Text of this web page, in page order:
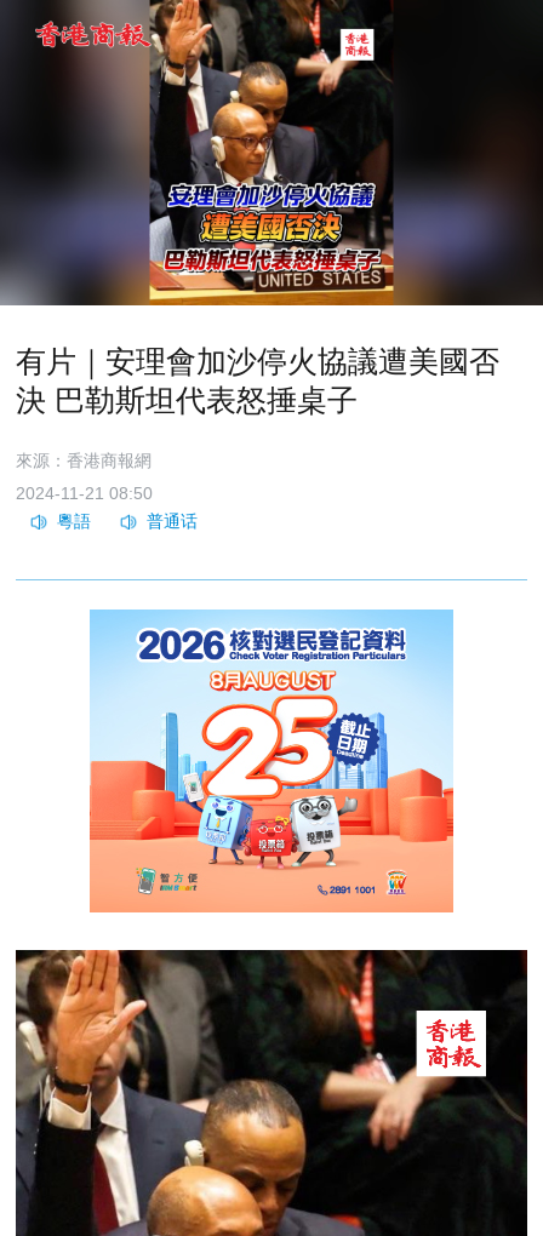
有片｜安理會加沙停火協議遭美國否
決 巴勒斯坦代表怒捶桌子
來源：香港商報網
2024-11-21 08:50